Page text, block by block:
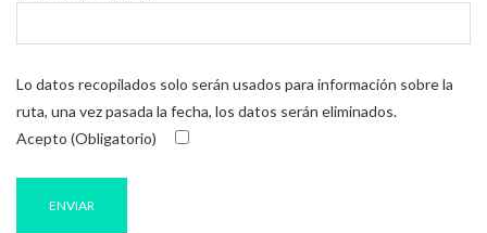
Lo datos recopilados solo serán usados para información sobre la
ruta, una vez pasada la fecha, los datos serán eliminados.
Acepto (Obligatorio)